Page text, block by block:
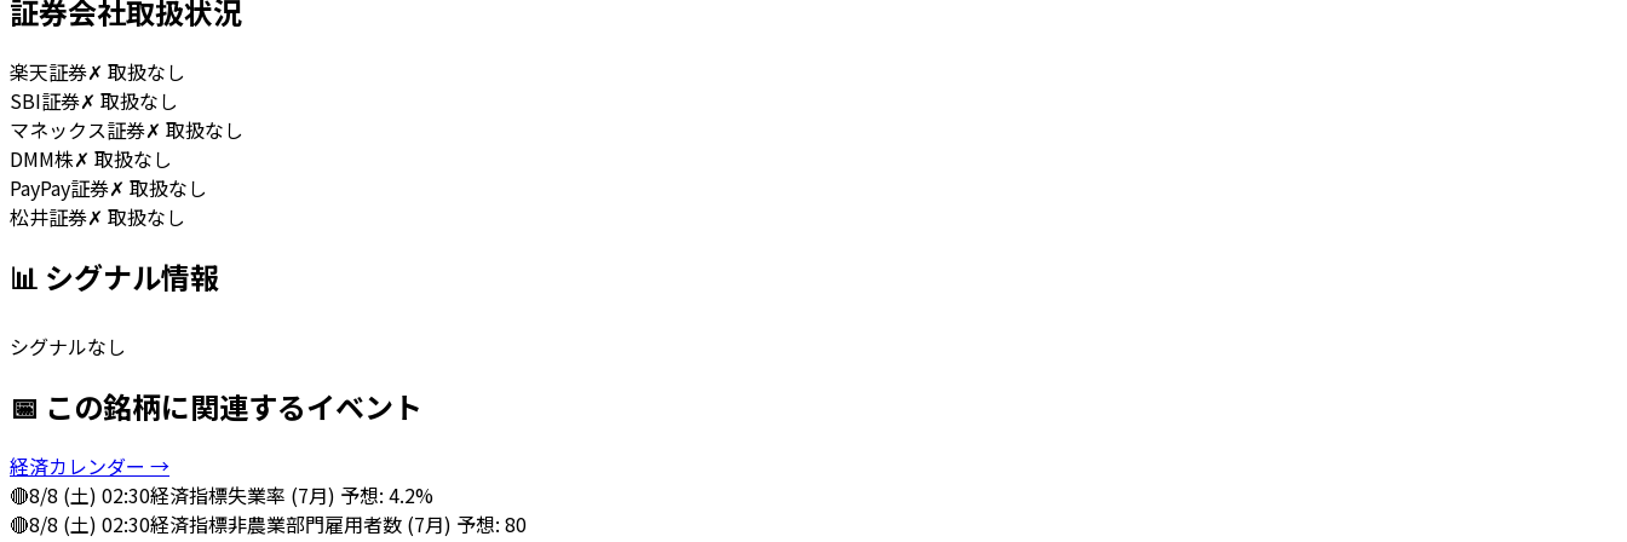
証券会社取扱状況
楽天証券✗ 取扱なし
SBI証券✗ 取扱なし
マネックス証券✗ 取扱なし
DMM株✗ 取扱なし
PayPay証券✗ 取扱なし
松井証券✗ 取扱なし
📊 シグナル情報
シグナルなし
📅 この銘柄に関連するイベント
経済カレンダー →
🔴8/8 (土) 02:30経済指標失業率 (7月) 予想: 4.2%
🔴8/8 (土) 02:30経済指標非農業部門雇用者数 (7月) 予想: 80